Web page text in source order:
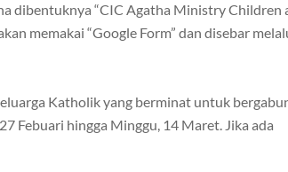
dibentuknya “CIC Agatha Ministry Children
memakai “Google Form” dan disebar
Katholik yang berminat untuk
Febuari hingga Minggu, 14 Maret. Jika ada